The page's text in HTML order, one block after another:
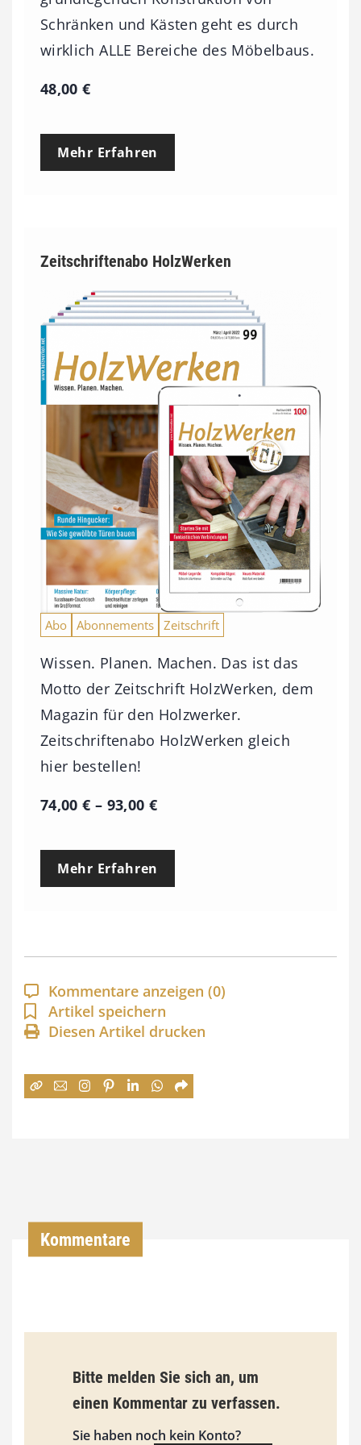
0
0
Schränken und Kästen geht es durch
wirklich ALLE Bereiche des Möbelbaus.
48,00€
Mehr Erfahren
Zeitschriftenabo HolzWerken
Abo Abonnements Zeitschrift
Wissen. Planen. Machen. Das ist das
Motto der Zeitschrift HolzWerken, dem
Magazin für den Holzwerker.
Zeitschriftenabo HolzWerken gleich
hier bestellen!
74,00€ – 93,00 €P
e
p
a
n
n
:
9
3
Mehr Erfahren
Kommentare anzeigen (0)
Artikel speichern
Diesen Artikel drucken
Kommentare
Bitte melden Sie sich an, um
einen Kommentar zu verfassen.
Sie haben noch kein Konto?